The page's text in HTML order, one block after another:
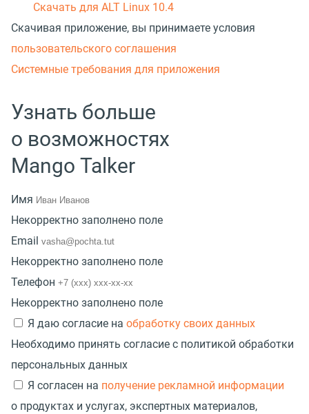
Скачать для ALT Linux 10.4
Скачивая приложение, вы принимаете условия
пользовательского соглашения
Системные требования для приложения
Узнать больше
о возможностях
Mango Talker
Имя
Некорректно заполнено поле
Email
Некорректно заполнено поле
Телефон
Некорректно заполнено поле
Я даю согласие на обработку своих данных
Необходимо принять согласие с политикой обработки
персональных данных
Я согласен на получение рекламной информации
о продуктах и услугах, экспертных материалов,